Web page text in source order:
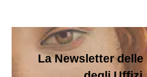
La Newsletter delle